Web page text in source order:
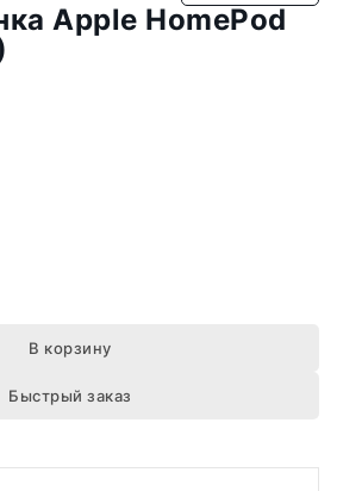
Apple HomePod
В корзину
Быстрый заказ